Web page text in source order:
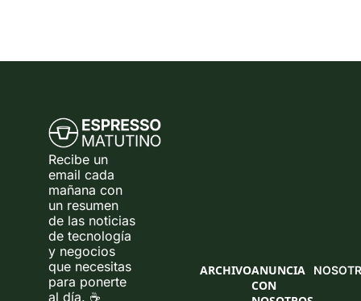
Recibe un
email cada
mañana con
un resumen
de las noticias
de tecnología
y negocios
que necesitas
para ponerte
al día. ☕
ARCHIVOANUNCIA
CON